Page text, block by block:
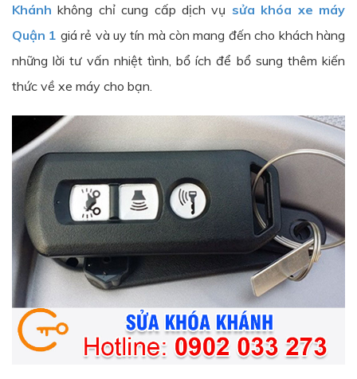
Khánh không chỉ cung cấp dịch vụ sửa khóa xe máy
Quận 1 giá rẻ và uy tín mà còn mang đến cho khách hàng
những lời tư vấn nhiệt tình, bổ ích để bổ sung thêm kiến
thức về xe máy cho bạn.